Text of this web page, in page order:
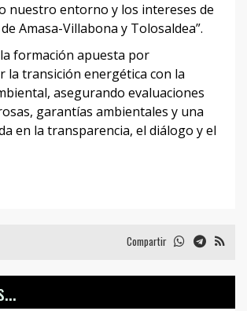
nuestro entorno y los intereses de
Amasa-Villabona y Tolosaldea”.
formación apuesta por
la transición energética con la
asegurando evaluaciones
garantías ambientales y una
en la transparencia, el diálogo y el
Compartir